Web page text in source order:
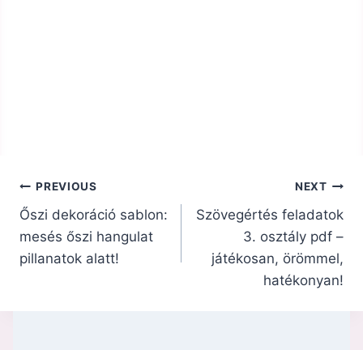
Bejegyzés
navigáció
PREVIOUS
Őszi dekoráció sablon:
mesés őszi hangulat
pillanatok alatt!
NEXT
Szövegértés feladatok
3. osztály pdf –
játékosan, örömmel,
hatékonyan!